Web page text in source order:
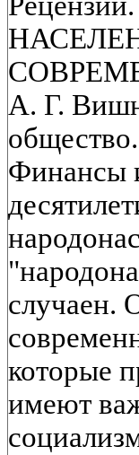
А. Г.
Финансы
случаен.
которые
имеют